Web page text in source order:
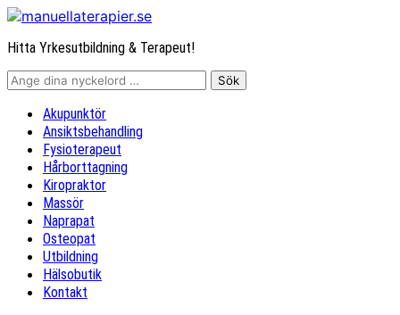
Hitta Yrkesutbildning & Terapeut!
Akupunktör
Ansiktsbehandling
Fysioterapeut
Hårborttagning
Kiropraktor
Massör
Naprapat
Osteopat
Utbildning
Hälsobutik
Kontakt